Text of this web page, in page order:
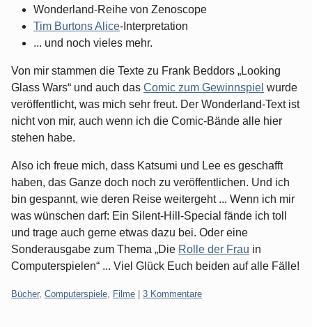
Wonderland-Reihe von Zenoscope
Tim Burtons Alice-Interpretation
... und noch vieles mehr.
Von mir stammen die Texte zu Frank Beddors „Looking
Glass Wars“ und auch das Comic zum Gewinnspiel wurde
veröffentlicht, was mich sehr freut. Der Wonderland-Text ist
nicht von mir, auch wenn ich die Comic-Bände alle hier
stehen habe.
Also ich freue mich, dass Katsumi und Lee es geschafft
haben, das Ganze doch noch zu veröffentlichen. Und ich
bin gespannt, wie deren Reise weitergeht ... Wenn ich mir
was wünschen darf: Ein Silent-Hill-Special fände ich toll
und trage auch gerne etwas dazu bei. Oder eine
Sonderausgabe zum Thema „Die Rolle der Frau in
Computerspielen“ ... Viel Glück Euch beiden auf alle Fälle!
Kategorien:
Bücher, Computerspiele, Filme 3 Kommentare